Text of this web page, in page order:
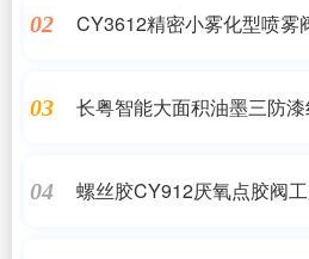
02
CY3612精密小雾化型喷雾
03
长粤智能大面积油墨三防
04 螺丝胶CY912厌氧点胶阀